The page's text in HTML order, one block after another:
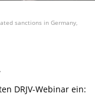
sanctions in Germany,
DRJV-Webinar ein: